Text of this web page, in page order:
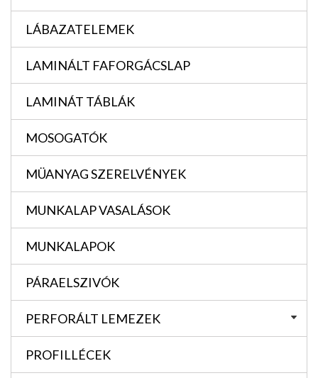
LÁBAZATELEMEK
LAMINÁLT FAFORGÁCSLAP
LAMINÁT TÁBLÁK
MOSOGATÓK
MÜANYAG SZERELVÉNYEK
MUNKALAP VASALÁSOK
MUNKALAPOK
PÁRAELSZIVÓK
PERFORÁLT LEMEZEK
PROFILLÉCEK